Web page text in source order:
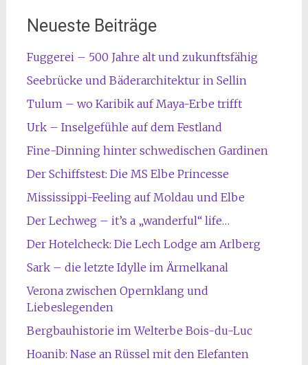
Neueste Beiträge
Fuggerei – 500 Jahre alt und zukunftsfähig
Seebrücke und Bäderarchitektur in Sellin
Tulum – wo Karibik auf Maya-Erbe trifft
Urk – Inselgefühle auf dem Festland
Fine-Dinning hinter schwedischen Gardinen
Der Schiffstest: Die MS Elbe Princesse
Mississippi-Feeling auf Moldau und Elbe
Der Lechweg – it’s a „wanderful“ life…
Der Hotelcheck: Die Lech Lodge am Arlberg
Sark – die letzte Idylle im Ärmelkanal
Verona zwischen Opernklang und
Liebeslegenden
Bergbauhistorie im Welterbe Bois-du-Luc
Hoanib: Nase an Rüssel mit den Elefanten